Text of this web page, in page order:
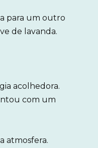
para um outro
de lavanda.
acolhedora.
com um
atmosfera.